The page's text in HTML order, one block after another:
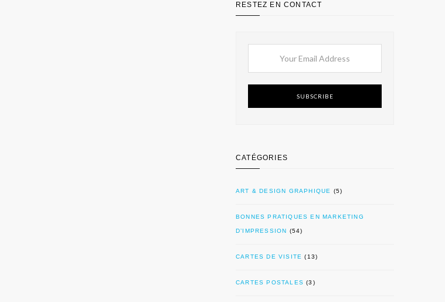
RESTEZ EN CONTACT
SUBSCRIBE
CATÉGORIES
ART & DESIGN GRAPHIQUE (5)
BONNES PRATIQUES EN MARKETING
D’IMPRESSION (54)
CARTES DE VISITE (13)
CARTES POSTALES (3)